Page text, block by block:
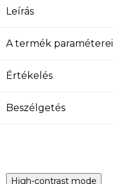
Leírás
A termék paraméterei
Értékelés
Beszélgetés
High-contrast mode